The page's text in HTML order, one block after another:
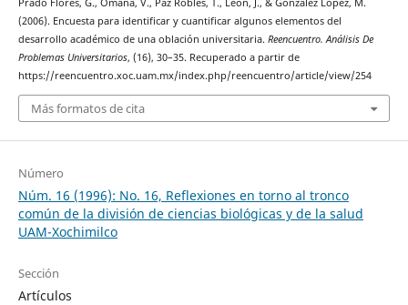
Prado Flores, G., Omaña, V., Paz Robles, T., León, J., & González López, M.
(2006). Encuesta para identificar y cuantificar algunos elementos del
desarrollo académico de una oblación universitaria. Reencuentro. Análisis De
Problemas Universitarios, (16), 30–35. Recuperado a partir de
https://reencuentro.xoc.uam.mx/index.php/reencuentro/article/view/254
Más formatos de cita
Número
Núm. 16 (1996): No. 16, Reflexiones en torno al tronco
común de la división de ciencias biológicas y de la salud
UAM-Xochimilco
Sección
Artículos